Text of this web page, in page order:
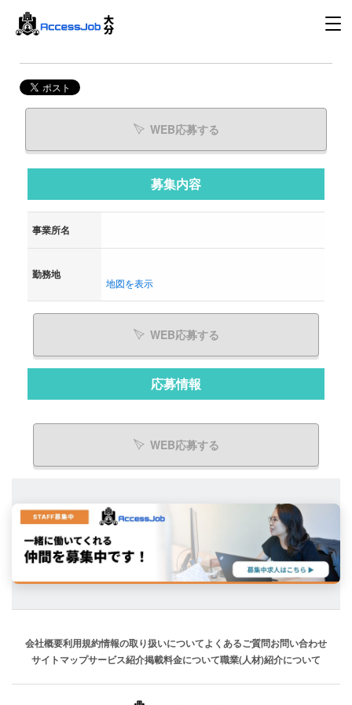
WEB応募する
募集内容
事業所名
勤務地
地図を表示
WEB応募する
応募情報
WEB応募する
会社概要利用規約情報の取り扱いについてよくあるご質問お問い合わせ
サイトマップサービス紹介掲載料金について職業(人材)紹介について